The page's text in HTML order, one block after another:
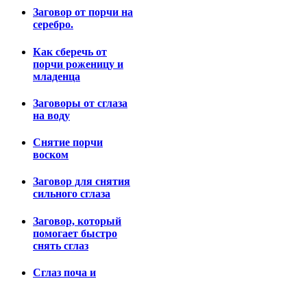
Заговор от порчи на
серебро.
Как сберечь от
порчи роженицу и
младенца
Заговоры от сглаза
на воду
Снятие порчи
воском
Заговор для снятия
сильного сглаза
Заговор, который
помогает быстро
снять сглаз
Сглаз поча и